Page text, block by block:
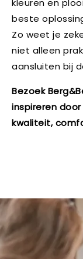
kleuren en
beste
Zo weet je
niet alleen
aansluiten bij
Bezoek
inspireren
kwaliteit,